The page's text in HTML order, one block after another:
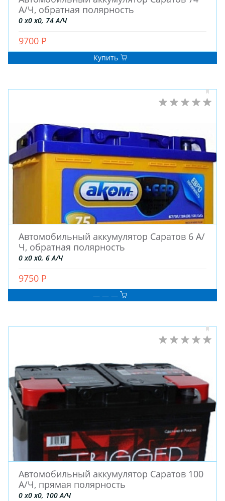
А/Ч, обратная полярность
0 x0 x0, 74 А/Ч
9700 Р
Купить
Автомобильный аккумулятор Саратов 6 А/
Ч, обратная полярность
0 x0 x0, 6 А/Ч
9750 Р
— — —
Автомобильный аккумулятор Саратов 100
А/Ч, прямая полярность
0 x0 x0, 100 А/Ч